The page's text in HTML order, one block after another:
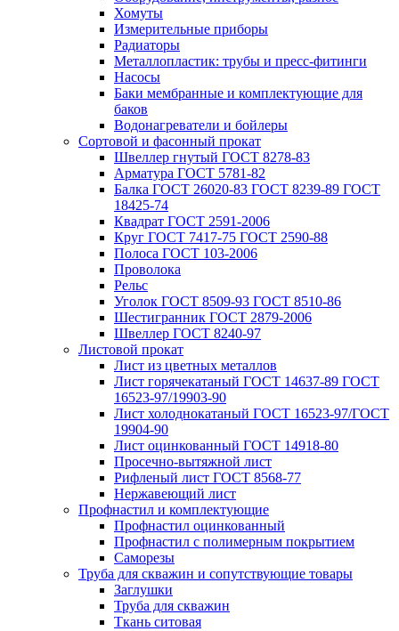
Хомуты
Измерительные приборы
Радиаторы
Металлопластик: трубы и пресс-фитинги
Насосы
Баки мембранные и комплектующие для
баков
Водонагреватели и бойлеры
Сортовой и фасонный прокат
Швеллер гнутый ГОСТ 8278-83
Арматура ГОСТ 5781-82
Балка ГОСТ 26020-83 ГОСТ 8239-89 ГОСТ
18425-74
Квадрат ГОСТ 2591-2006
Круг ГОСТ 7417-75 ГОСТ 2590-88
Полоса ГОСТ 103-2006
Проволока
Рельс
Уголок ГОСТ 8509-93 ГОСТ 8510-86
Шестигранник ГОСТ 2879-2006
Швеллер ГОСТ 8240-97
Листовой прокат
Лист из цветных металлов
Лист горячекатаный ГОСТ 14637-89 ГОСТ
16523-97/19903-90
Лист холоднокатаный ГОСТ 16523-97/ГОСТ
19904-90
Лист оцинкованный ГОСТ 14918-80
Просечно-вытяжной лист
Рифленый лист ГОСТ 8568-77
Нержавеющий лист
Профнастил и комплектующие
Профнастил оцинкованный
Профнастил с полимерным покрытием
Саморезы
Труба для скважин и сопутствующие товары
Заглушки
Труба для скважин
Ткань ситовая